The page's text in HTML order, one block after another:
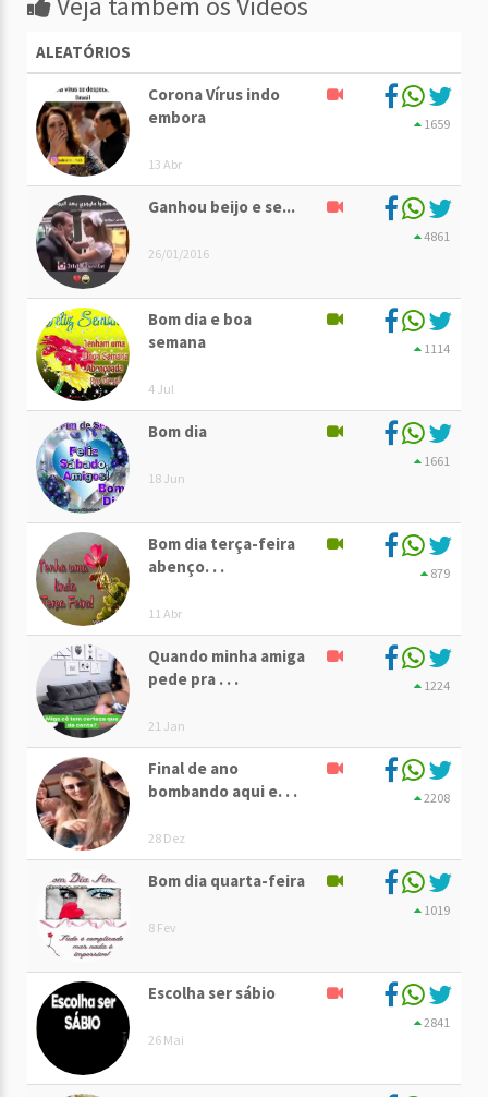
ALEATÓRIOS
Corona Vírus indo
embora
13 Abr
1659
Ganhou beijo e se...
26/01/2016
4861
Bom dia e boa
semana
4 Jul
1114
Bom dia
18 Jun
1661
Bom dia terça-feira
abenço. . .
11 Abr
879
Quando minha amiga
pede pra . . .
21 Jan
1224
Final de ano
bombando aqui e. . .
28 Dez
2208
Bom dia quarta-feira
8 Fev
1019
Escolha ser sábio
26 Mai
2841